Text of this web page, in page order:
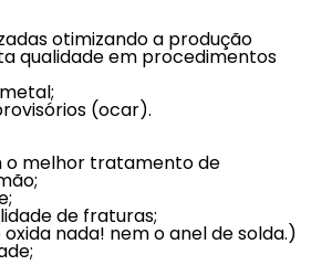
otimizando a produção
qualidade em procedimentos
(ocar).
o melhor tratamento de
de fraturas;
nada! nem o anel de solda.)